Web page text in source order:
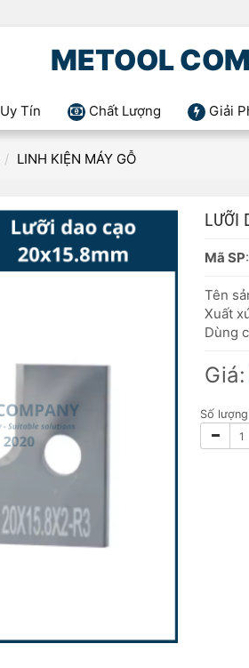
METOOL
Uy Tín Chất Lượng Giải
LINH KIỆN MÁY GỖ
LƯỠI
Mã SP
Tên
Xuất
Dùng
Giá:
Số